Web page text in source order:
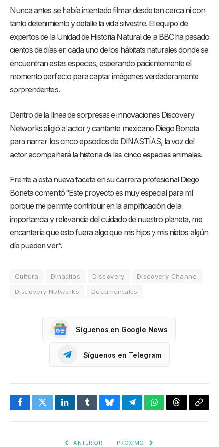
Nunca antes se había intentado filmar desde tan cerca ni con
tanto detenimiento y detalle la vida silvestre. El equipo de
expertos de la Unidad de Historia Natural de la BBC ha pasado
cientos de días en cada uno de los hábitats naturales donde se
encuentran estas especies, esperando pacientemente el
momento perfecto para captar imágenes verdaderamente
sorprendentes.
Dentro de la línea de sorpresas e innovaciones Discovery
Networks eligió al actor y cantante mexicano Diego Boneta
para narrar los cinco episodios de DINASTÍAS, la voz del
actor acompañará la historia de las cinco especies animales.
Frente a esta nueva faceta en su carrera profesional Diego
Boneta comentó “Este proyecto es muy especial para mí
porque me permite contribuir en la amplificación de la
importancia y relevancia del cuidado de nuestro planeta, me
encantaría que esto fuera algo que mis hijos y mis nietos algún
día puedan ver”.
Cultura Dinastías Discovery
Discovery Channel
Discovery Networks
Documentales
Síguenos en Google News
Síguenos en Telegram
FacebookTwitterLinkedInTumblrBlueskyTelegramWhatsApp
Threads
ANTERIOR PRÓXIMO